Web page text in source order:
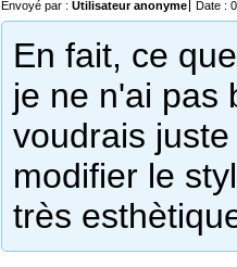
Envoyé par : Utilisateur anonyme Date :
En fait, ce
je ne n'ai pas
voudrais
modifier le
très